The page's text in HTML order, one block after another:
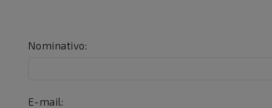
Nominativo:
E-mail: